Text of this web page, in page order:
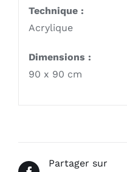
Technique :
Acrylique
Dimensions :
90 x 90 cm
Partager sur